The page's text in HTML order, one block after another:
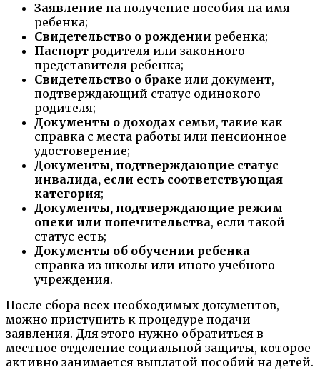
Заявление на получение пособия на имя
ребенка;
Свидетельство о рождении ребенка;
Паспорт родителя или законного
представителя ребенка;
Свидетельство о браке или документ,
подтверждающий статус одинокого
родителя;
Документы о доходах семьи, такие как
справка с места работы или пенсионное
удостоверение;
Документы, подтверждающие статус
инвалида, если есть соответствующая
категория;
Документы, подтверждающие режим
опеки или попечительства, если такой
статус есть;
Документы об обучении ребенка —
справка из школы или иного учебного
учреждения.
После сбора всех необходимых документов,
можно приступить к процедуре подачи
заявления. Для этого нужно обратиться в
местное отделение социальной защиты, которое
активно занимается выплатой пособий на детей.